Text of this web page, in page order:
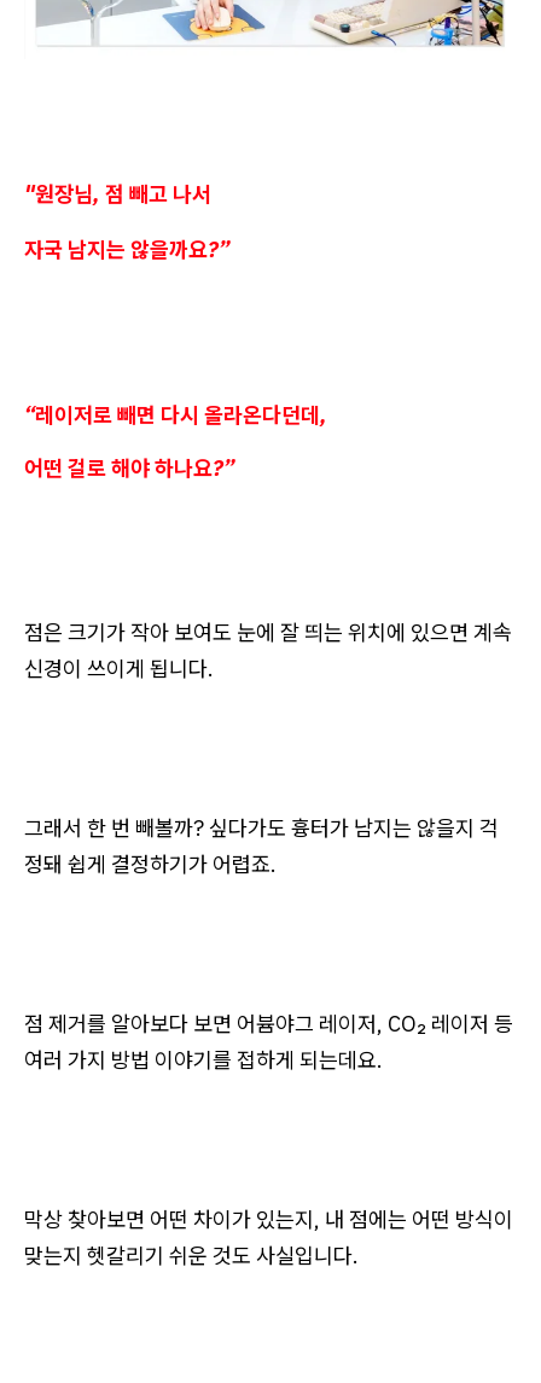
"원장님, 점 빼고 나서
자국 남지는 않을까요?”
“레이저로 빼면 다시 올라온다던데,
어떤 걸로 해야 하나요?”
점은 크기가 작아 보여도 눈에 잘 띄는 위치에 있으면 계속
신경이 쓰이게 됩니다.
그래서 한 번 빼볼까? 싶다가도 흉터가 남지는 않을지 걱
정돼 쉽게 결정하기가 어렵죠.
점 제거를 알아보다 보면 어븀야그 레이저, CO₂ 레이저 등
여러 가지 방법 이야기를 접하게 되는데요.
막상 찾아보면 어떤 차이가 있는지, 내 점에는 어떤 방식이
맞는지 헷갈리기 쉬운 것도 사실입니다.